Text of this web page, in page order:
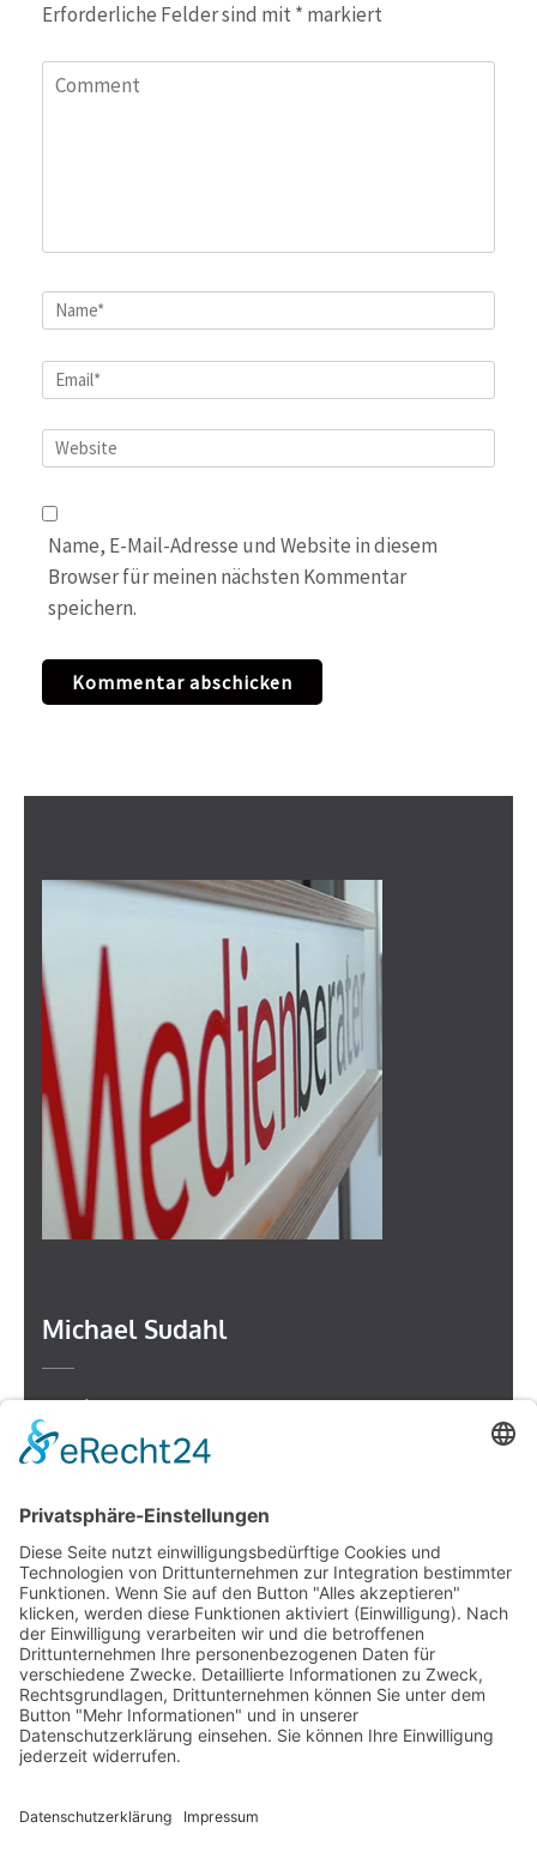
Erforderliche Felder sind mit * markiert
Comment
Name*
Email*
Website
Name, E-Mail-Adresse und Website in diesem
Browser für meinen nächsten Kommentar
speichern.
Michael Sudahl
Beethovenstr. 4
73614 Schorndorf
Telefon: 07181 477 9998
E-Mail: sudahl@der-medienberater.de
Leonhard Fromm
Goethestr. 27
73614 Schorndorf
Telefon. 07181 4769906
E-Mail:fromm@der-medienberater.de